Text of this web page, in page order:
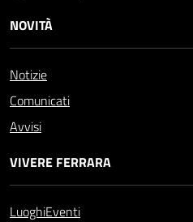
NOVITÀ
Notizie
Comunicati
Avvisi
VIVERE FERRARA
LuoghiEventi